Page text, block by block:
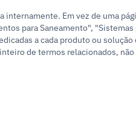
Em vez de uma
para Saneamento", "Sistemas
a cada produto ou
de termos relacionados, não